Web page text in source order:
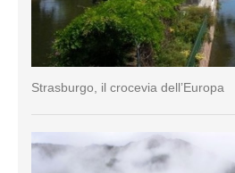
Strasburgo, il crocevia dell’Europa